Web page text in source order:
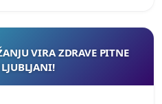
VIRA ZDRAVE PITNE